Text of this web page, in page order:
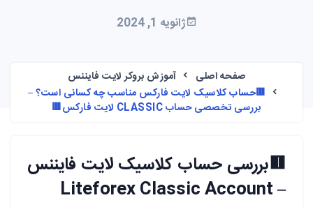
ژانویه 1, 2024
صفحه اصلی
آموزش بروکر لایت فایننس
🟥حساب کلاسیک لایت فارکس مناسب چه کسانی است؟ –
بررسی تخصصی حساب CLASSIC لایت فارکس🟥
🟥بررسی حساب کلاسیک لایت فایننس
– Liteforex Classic Account